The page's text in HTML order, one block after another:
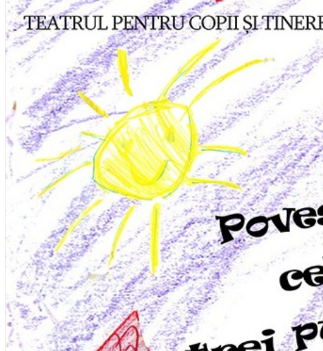
English
Închirieri auto
Închirieri biciclete
Taxi
Încărcare vehicule electrice